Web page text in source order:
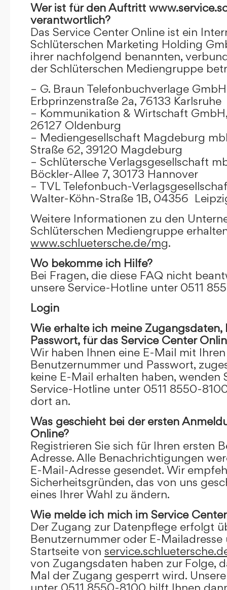
Wer ist für den Auftritt
verantwortlich?
Das Service Center Online ist ein
Schlüterschen Marketing Holding
ihrer nachfolgend benannten,
der Schlüterschen Mediengruppe
– G. Braun Telefonbuchverlage GmbH
Erbprinzenstraße 2a, 76133 Karlsruhe
– Kommunikation & Wirtschaft
26127 Oldenburg
– Mediengesellschaft Magdeburg
Straße 62, 39120 Magdeburg
– Schlütersche Verlagsgesellschaft
Böckler-Allee 7, 30173 Hannover
– TVL Telefonbuch-
Walter-Köhn-Straße 1B, 04356
Weitere Informationen zu den
Schlüterschen Mediengruppe
www.schluetersche.de/mg.
Wo bekomme ich Hilfe?
Bei Fragen, die diese FAQ nicht
unsere Service-Hotline unter 0511
Login
Wie erhalte ich meine
Passwort, für das Service Center
Wir haben Ihnen eine E-Mail mit
Benutzernummer und Passwort,
keine E-Mail erhalten haben, wenden
Service-Hotline unter 0511 8550-
dort an.
Was geschieht bei der ersten
Online?
Registrieren Sie sich für Ihren ersten
Adresse. Alle Benachrichtigungen
E-Mail-Adresse gesendet. Wir
Sicherheitsgründen, das von uns
eines Ihrer Wahl zu ändern.
Wie melde ich mich im Service
Der Zugang zur Datenpflege erfolgt
Benutzernummer oder E-
Startseite von
von Zugangsdaten haben zur Folge,
Mal der Zugang gesperrt wird.
unter 0511 8550-8100 hilft Ihnen